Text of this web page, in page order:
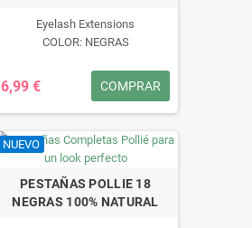
Eyelash Extensions
COLOR: NEGRAS
6,99 € COMPRAR
NUEVO
PESTAÑAS POLLIE 18
NEGRAS 100% NATURAL